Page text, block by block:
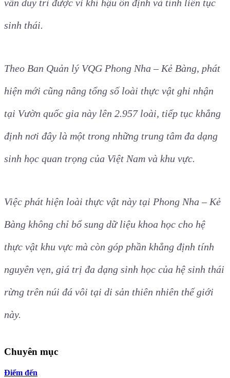
vẫn duy trì được vi khí hậu ổn định và tính liên tục
sinh thái.
Theo Ban Quản lý VQG Phong Nha – Kẻ Bàng, phát
hiện mới cũng nâng tổng số loài thực vật ghi nhận
tại Vườn quốc gia này lên 2.957 loài, tiếp tục khẳng
định nơi đây là một trong những trung tâm đa dạng
sinh học quan trọng của Việt Nam và khu vực.
Việc phát hiện loài thực vật này tại Phong Nha – Kẻ
Bàng không chỉ bổ sung dữ liệu khoa học cho hệ
thực vật khu vực mà còn góp phần khẳng định tính
nguyên vẹn, giá trị đa dạng sinh học của hệ sinh thái
rừng trên núi đá vôi tại di sản thiên nhiên thế giới
này.
Chuyên mục
Điểm đến